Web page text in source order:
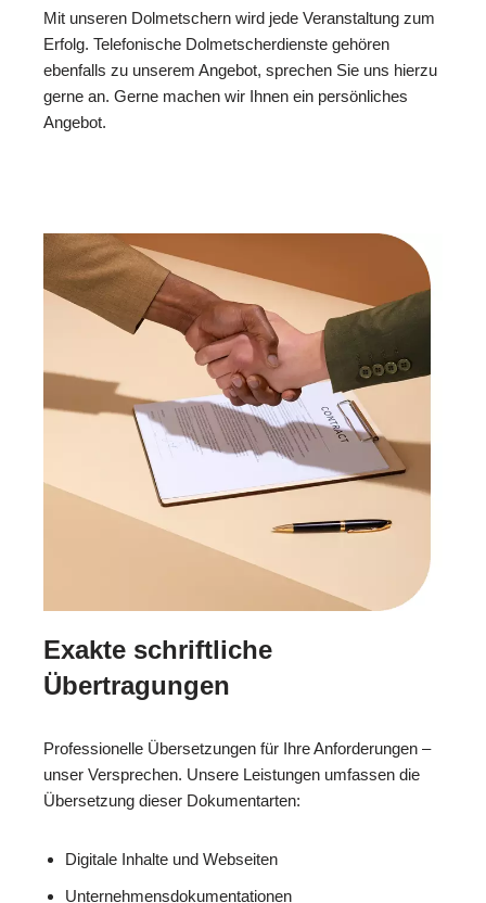
Mit unseren Dolmetschern wird jede Veranstaltung zum
Erfolg. Telefonische Dolmetscherdienste gehören
ebenfalls zu unserem Angebot, sprechen Sie uns hierzu
gerne an. Gerne machen wir Ihnen ein persönliches
Angebot.
Exakte schriftliche
Übertragungen
Professionelle Übersetzungen für Ihre Anforderungen –
unser Versprechen. Unsere Leistungen umfassen die
Übersetzung dieser Dokumentarten:
Digitale Inhalte und Webseiten
Unternehmensdokumentationen